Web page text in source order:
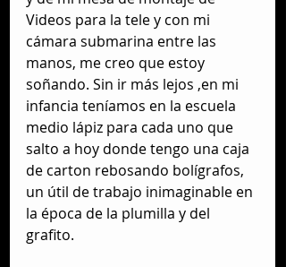
Videos para la tele y con mi
cámara submarina entre las
manos, me creo que estoy
soñando. Sin ir más lejos ,en mi
infancia teníamos en la escuela
medio lápiz para cada uno que
salto a hoy donde tengo una caja
de carton rebosando bolígrafos,
un útil de trabajo inimaginable en
la época de la plumilla y del
grafito.